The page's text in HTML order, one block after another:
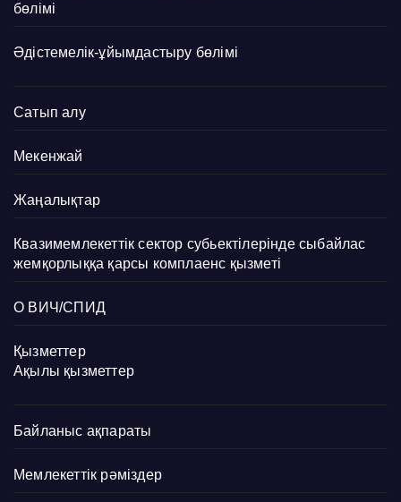
бөлімі
Әдістемелік-ұйымдастыру бөлімі
Сатып алу
Мекенжай
Жаңалықтар
Квазимемлекеттік сектор субьектілерінде сыбайлас
жемқорлыққа қарсы комплаенс қызметі
О ВИЧ/СПИД
Қызметтер
Ақылы қызметтер
Байланыс ақпараты
Мемлекеттік рәміздер